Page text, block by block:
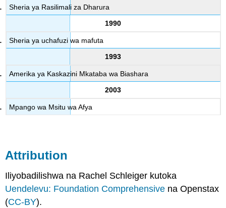
Sheria ya Rasilimali za Dharura
1990
Sheria ya uchafuzi wa mafuta
1993
Amerika ya Kaskazini Mkataba wa Biashara
2003
Mpango wa Msitu wa Afya
Attribution
Iliyobadilishwa na Rachel Schleiger kutoka
Uendelevu: Foundation Comprehensive na Openstax
(CC-BY).